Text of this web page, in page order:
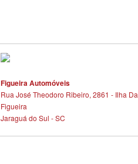
Figueira Automóveis
Rua José Theodoro Ribeiro, 2861 - Ilha Da
Figueira
Jaraguá do Sul - SC